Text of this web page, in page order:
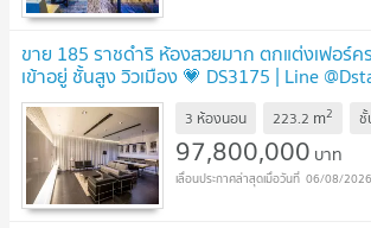
ขาย 185 ราชดำริ ห้องสวยมาก ตกแต่งเฟอร์
เข้าอยู่ ชั้นสูง วิวเมือง 💗 DS3175 | Line
3 ห้องนอน 223.2 m2 ชั้
97,800,000 บาท
06/08/